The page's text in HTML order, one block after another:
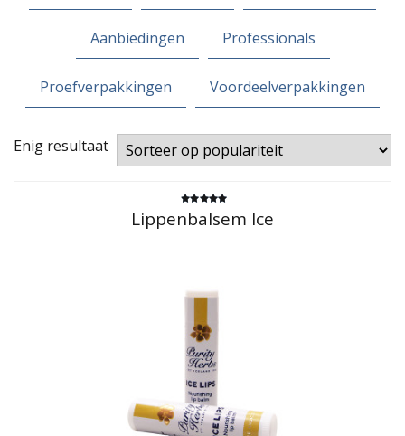
Aanbiedingen Professionals
Proefverpakkingen Voordeelverpakkingen
Enig resultaat
Gewaardeerd
4.71
Lippenbalsem Ice